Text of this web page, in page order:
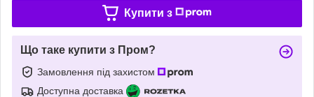
Купити з
Що таке купити з Пром?
Замовлення під захистом
Доступна доставка